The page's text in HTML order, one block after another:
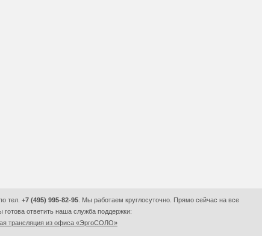
тел. +7 (495) 995-82-95 . Мы работаем круглосуточно. Прямо сейчас на все
готова ответить наша служба поддержки:
трансляция из офиса «ЭргоСОЛО»